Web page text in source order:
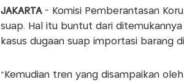
JAKARTA- Komisi Pemberantasan
suap. Hal itu buntut dari ditemukannya
kasus dugaan suap importasi barang
"Kemudian tren yang disampaikan